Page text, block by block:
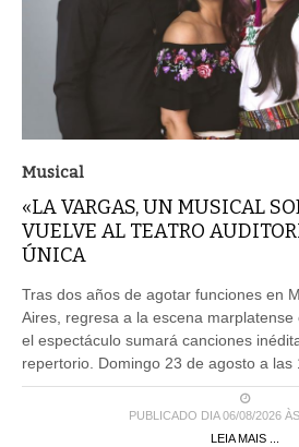
Musical
«LA VARGAS, UN MUSICAL
VUELVE AL TEATRO
ÚNICA
Tras dos años de agotar funciones en
Aires, regresa a la escena
el espectáculo sumará canciones
repertorio. Domingo 23 de agosto a las
PUBLICADO DIA 06/08/2026
LEIA MAIS ...